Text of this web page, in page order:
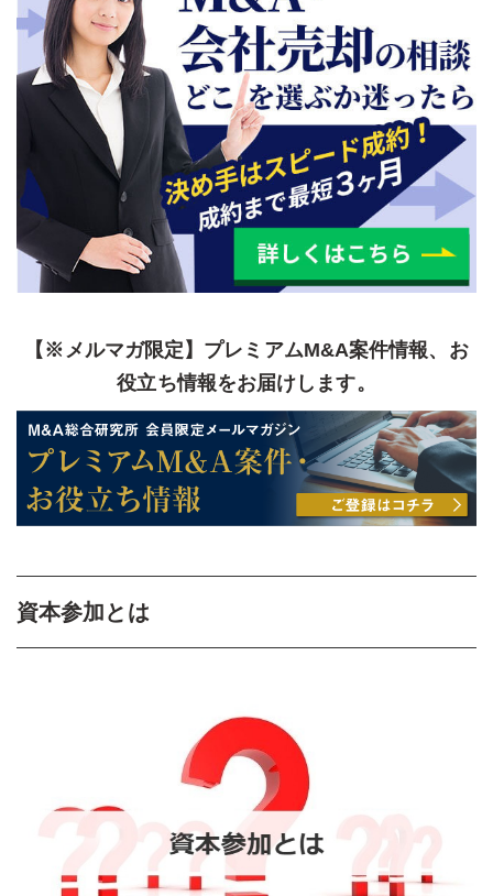
【※メルマガ限定】プレミアムM&A案件情報、お
役立ち情報をお届けします。
資本参加とは